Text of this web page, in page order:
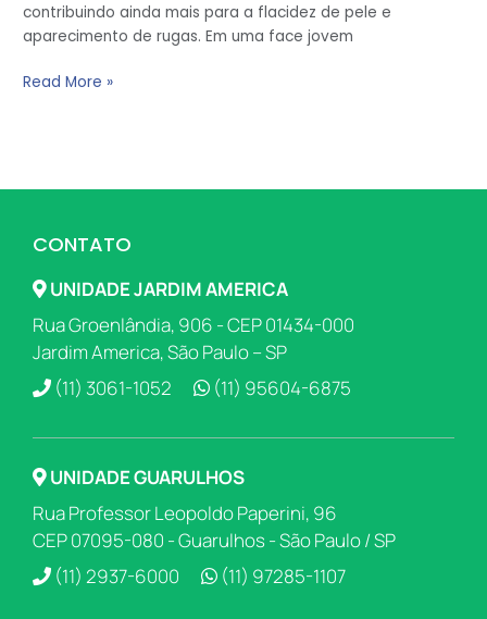
contribuindo ainda mais para a flacidez de pele e
aparecimento de rugas. Em uma face jovem
Read More »
CONTATO
UNIDADE JARDIM AMERICA
Rua Groenlândia, 906 - CEP 01434-000
Jardim America, São Paulo – SP
(11) 3061-1052
(11) 95604-6875
UNIDADE GUARULHOS
Rua Professor Leopoldo Paperini, 96
CEP 07095-080 - Guarulhos - São Paulo / SP
(11) 2937-6000
(11) 97285-1107